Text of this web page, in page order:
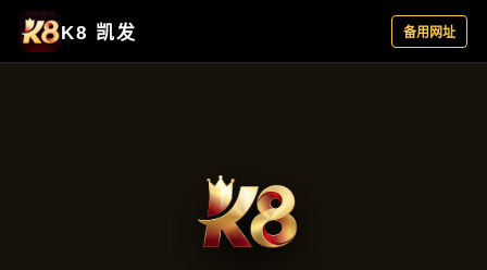
热点聚焦